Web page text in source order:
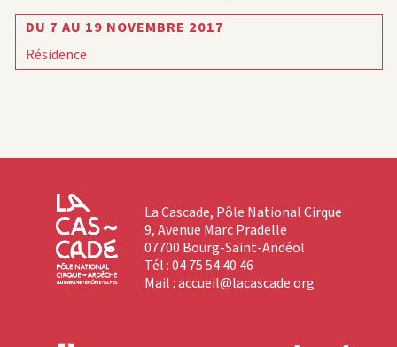
DU 7 AU 19 NOVEMBRE 2017
Résidence
La Cascade, Pôle National Cirque
9, Avenue Marc Pradelle
07700 Bourg-Saint-Andéol
Tél : 04 75 54 40 46
Mail :accueil@lacascade.org